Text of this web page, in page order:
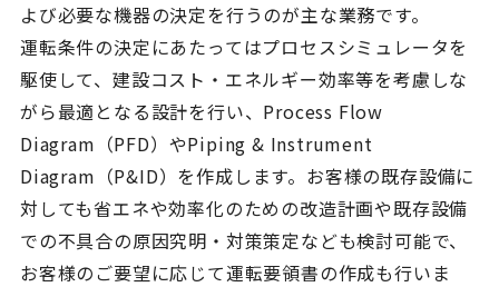
よび必要な機器の決定を行うのが主な業務です。
運転条件の決定にあたってはプロセスシミュレータを
駆使して、建設コスト・エネルギー効率等を考慮しな
がら最適となる設計を行い、Process Flow
Diagram（PFD）やPiping & Instrument
Diagram（P&ID）を作成します。お客様の既存設備に
対しても省エネや効率化のための改造計画や既存設備
での不具合の原因究明・対策策定なども検討可能で、
お客様のご要望に応じて運転要領書の作成も行いま